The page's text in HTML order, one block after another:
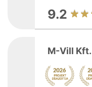
9.2
M-Vill Kft.